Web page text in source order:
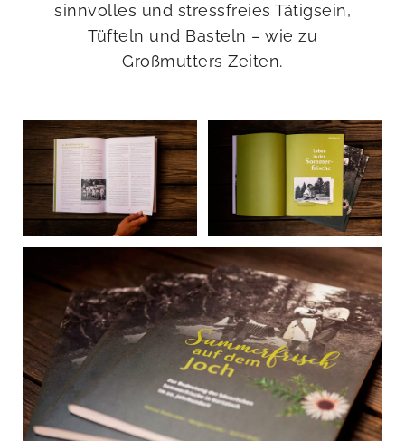
sinnvolles und stressfreies Tätigsein,
Tüfteln und Basteln – wie zu
Großmutters Zeiten.